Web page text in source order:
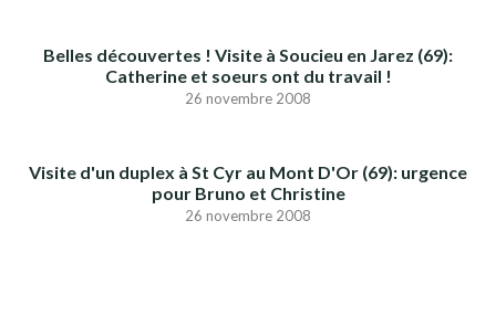
Belles découvertes ! Visite à Soucieu en Jarez (69):
Catherine et soeurs ont du travail !
26 novembre 2008
Visite d'un duplex à St Cyr au Mont D'Or (69): urgence
pour Bruno et Christine
26 novembre 2008